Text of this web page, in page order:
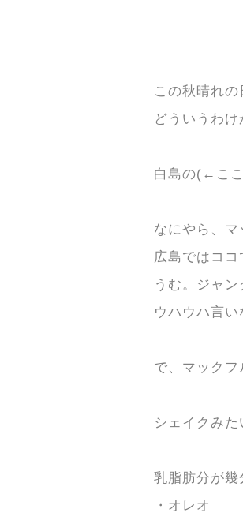
この秋晴れ
どういうわ
白島の(←こ
なにやら、
広島ではコ
うむ。ジャ
ウハウハ言
で、マック
シェイクみ
乳脂肪分が
・オレオ